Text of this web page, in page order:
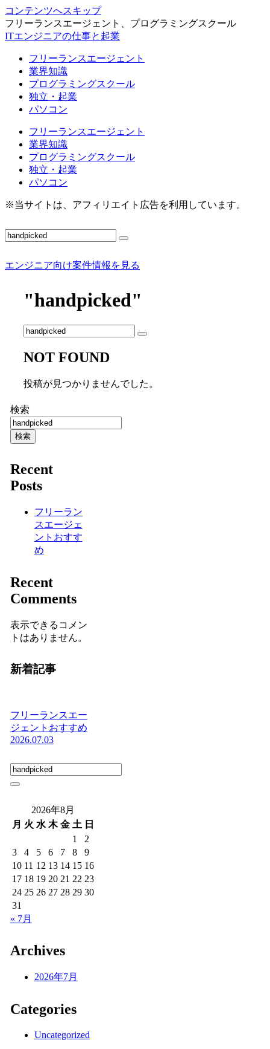
コンテンツへスキップ
フリーランスエージェント、プログラミングスクール
ITエンジニアの仕事と起業
フリーランスエージェント
業界知識
プログラミングスクール
独立・起業
パソコン
フリーランスエージェント
業界知識
プログラミングスクール
独立・起業
パソコン
※当サイトは、アフィリエイト広告を利用しています。
エンジニア向け案件情報を見る
"handpicked"
NOT FOUND
投稿が見つかりませんでした。
検索
検索
Recent
Posts
フリーラン
スエージェ
ントおすす
め
Recent
Comments
表示できるコメン
トはありません。
新着記事
フリーランスエー
ジェントおすすめ
2026.07.03
2026年8月
月 火 水 木 金 土 日
1
2
3
4 5 6 7 8
9
10 11 12 13 14 15 16
17 18 19 20 21 22 23
24 25 26 27 28 29 30
31
« 7月
Archives
2026年7月
Categories
Uncategorized